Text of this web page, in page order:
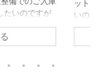
乗り続けて良
ました。 車載
くまでも応急
修理箇所の
ました。 昨今
受け
れた
れて